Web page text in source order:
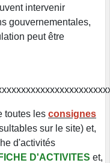
intervenir
gouvernementales,
peut être
toutes les consignes
sur le site) et,
d'activités
FICHE D'ACTIVITES et,